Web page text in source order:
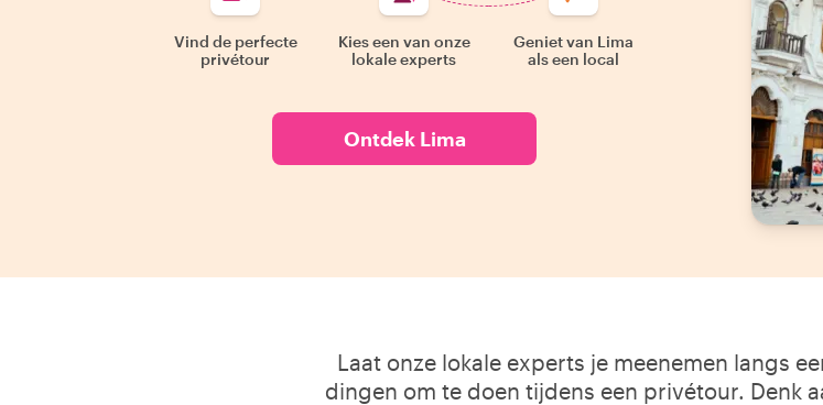
Vind de perfecte
privétour
Kies een van onze
lokale experts
Geniet van Lima
als een local
Ontdek Lima
Laat onze lokale experts je meenemen langs
dingen om te doen tijdens een privétour. Denk